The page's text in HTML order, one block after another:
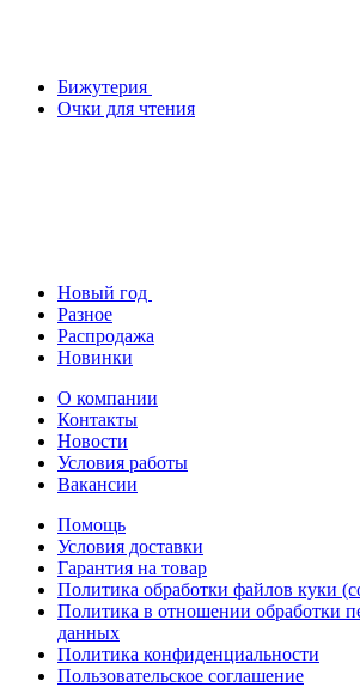
Бижутерия
Очки для чтения
Новый год
Разное
Распродажа
Новинки
О компании
Контакты
Новости
Условия работы
Вакансии
Помощь
Условия доставки
Гарантия на товар
Политика обработки файлов куки
Политика в отношении обработки
данных
Политика конфиденциальности
Пользовательское соглашение